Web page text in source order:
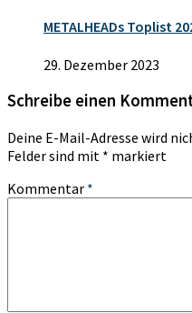
METALHEADs Toplist
29. Dezember 2023
Schreibe einen
Deine E-Mail-Adresse wird
Felder sind mit * markiert
Kommentar *